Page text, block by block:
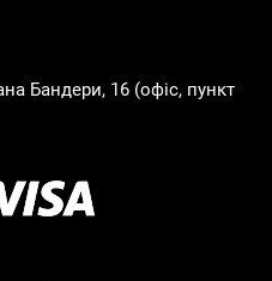
Бандери, 16 (офіс, пункт